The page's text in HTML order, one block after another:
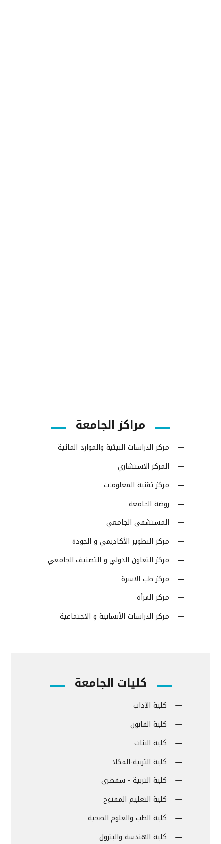
مراكز الجامعة
مركز الدراسات البيئية والموارد المائية
المركز الاستشاري
مركز تقنية المعلومات
روضة الجامعة
المستشفى الجامعي
مركز التطوير الأكاديمي و الجودة
مركز التعاون الدولي و التصنيف الجامعي
مركز طب الاسرة
مركز المرأة
مركز الدراسات الأنسانية و الاجتماعية
كليات الجامعة
كلية الآداب
كلية القانون
كلية البنات
كلية التربية-المكلا
كلية التربية - سقطرى
كلية التعليم المفتوح
كلية الطب والعلوم الصحية
كلية الهندسة والبترول